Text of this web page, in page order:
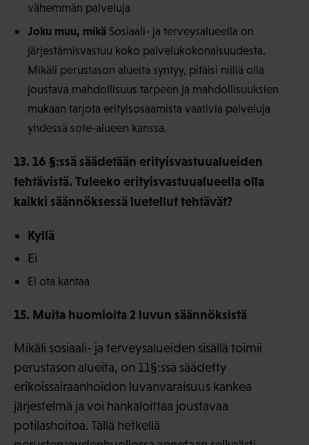
vähemmän palveluja
Joku muu, mikä Sosiaali- ja terveysalueella on
järjestämisvastuu koko palvelukokonaisuudesta.
Mikäli perustason alueita syntyy, pitäisi niillä olla
joustava mahdollisuus tarpeen ja mahdollisuuksien
mukaan tarjota erityisosaamista vaativia palveluja
yhdessä sote-alueen kanssa.
13. 16 §:ssä säädetään erityisvastuualueiden
tehtävistä. Tuleeko erityisvastuualueella olla
kaikki säännöksessä luetellut tehtävät?
Kyllä
Ei
Ei ota kantaa
15. Muita huomioita 2 luvun säännöksistä
Mikäli sosiaali- ja terveysalueiden sisällä toimii
perustason alueita, on 11§:ssä säädetty
erikoissairaanhoidon luvanvaraisuus kankea
järjestelmä ja voi hankaloittaa joustavaa
potilashoitoa. Tällä hetkellä